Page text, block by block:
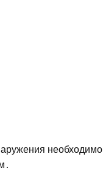
необходимо